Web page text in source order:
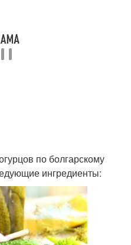
по болгарскому
ингредиенты: